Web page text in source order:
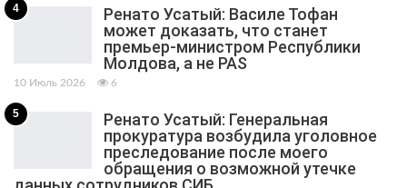
4
Ренато Усатый: Василе Тофан
может доказать, что станет
премьер-министром Республики
Молдова, а не PAS
10 Июль 2026 6
5
Ренато Усатый: Генеральная
прокуратура возбудила уголовное
преследование после моего
обращения о возможной утечке